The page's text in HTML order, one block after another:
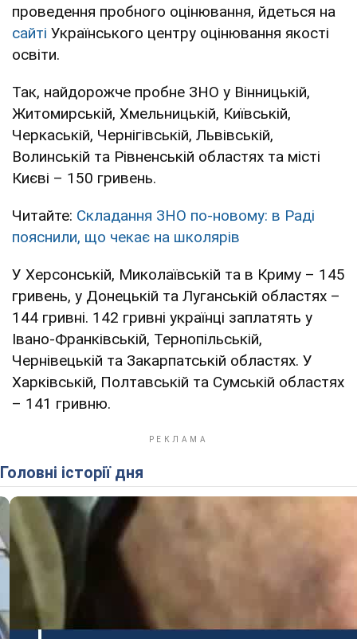
проведення пробного оцінювання, йдеться на
сайті Українського центру оцінювання якості
освіти.
Так, найдорожче пробне ЗНО у Вінницькій,
Житомирській, Хмельницькій, Київській,
Черкаській, Чернігівській, Львівській,
Волинській та Рівненській областях та місті
Києві – 150 гривень.
Читайте: Складання ЗНО по-новому: в Раді
пояснили, що чекає на школярів
У Херсонській, Миколаївській та в Криму – 145
гривень, у Донецькій та Луганській областях –
144 гривні. 142 гривні українці заплатять у
Івано-Франківській, Тернопільській,
Чернівецькій та Закарпатській областях. У
Харківській, Полтавській та Сумській областях
– 141 гривню.
Головні історії дня